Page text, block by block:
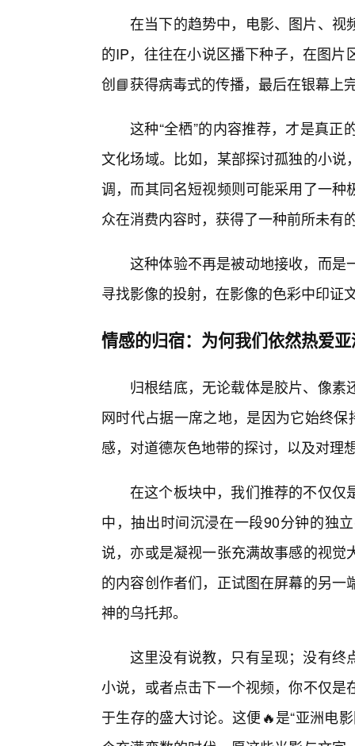
在当下的趋势中，电影、图片、视
的IP，往往在小说区播下种子，在图
创📘获得病毒式的传播，最后在银幕上
这种“全栖”的内容推荐，才是真
文化场域。比如，某部探讨孤独的小
调，而其同名短视频则可能采用了一
众在消费内容时，获得了一种前所未有
这种体验不再是被动地接收，而是
寻找影像的投射，在影像的色彩中印证
情感的归宿：为何我们依然热爱
归根结底，无论载体是胶片、像
网时代占据一席之地，是因为它始终
感，对道德灰色地带的探讨，以及对理
在这个板块中，我们推荐的不仅仅
中，抽出时间沉浸在一段90分钟的独
说，亦或是凝视一张充满故事感的视
的内容创作者们，正试图在屏幕的另
神的乌托邦。
这里没有说教，只有呈现；没有终
小说，或者点击下一个视频，你不仅
于生存的盛大讨论。这便🔥是“亚洲电